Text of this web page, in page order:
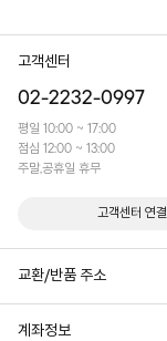
고객센터
02-2232-0997
평일 10:00 ~ 17:00
점심 12:00 ~ 13:00
주말,공휴일 휴무
고객센터 연결
교환/반품 주소
계좌정보